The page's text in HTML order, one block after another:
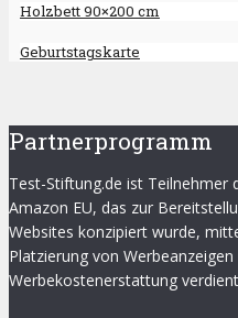
Holzbett 90×200 cm
Geburtstagskarte
Partnerprogramm
Test-Stiftung.de ist Teilnehmer
Amazon EU, das zur
Websites konzipiert wurde,
Platzierung von
Werbekostenerstattung